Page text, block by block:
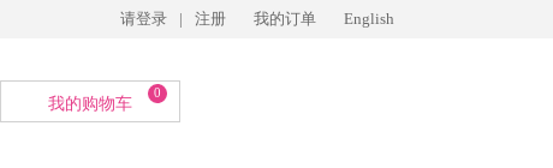
请登录 | 注册 我的订单 English
我的购物车
0